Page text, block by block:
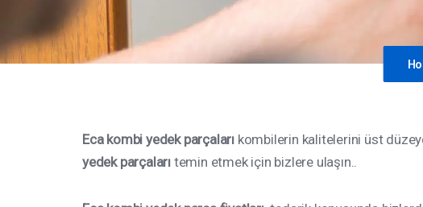
Eca kombi yedek parçaları kombilerin kalitelerini üst
yedek parçaları temin etmek için bizlere ulaşın..